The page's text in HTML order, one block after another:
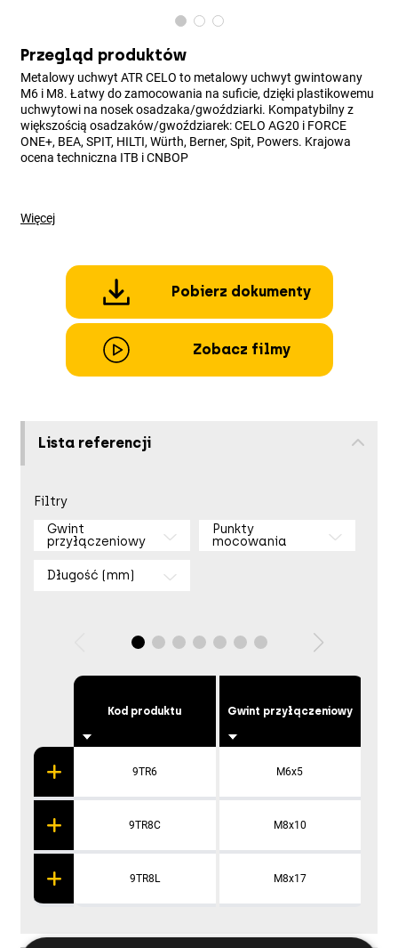
Przegląd produktów
Metalowy uchwyt ATR CELO to metalowy uchwyt gwintowany
M6 i M8. Łatwy do zamocowania na suficie, dzięki plastikowemu
uchwytowi na nosek osadzaka/gwoździarki. Kompatybilny z
większością osadzaków/gwoździarek: CELO AG20 i FORCE
ONE+, BEA, SPIT, HILTI, Würth, Berner, Spit, Powers. Krajowa
ocena techniczna ITB i CNBOP
Więcej
Pobierz dokumenty
Zobacz filmy
Lista referencji
Filtry
Gwint
przyłączeniowy
Punkty
mocowania
Długość (mm)
Kod produktu
9TR6
9TR8C
9TR8L
Gwint przyłączeniowy
M6x5
M8x10
M8x17